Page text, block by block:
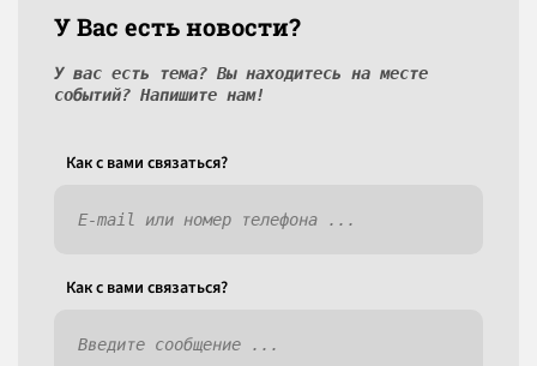
У Вас есть новости?
У вас есть тема? Вы находитесь на месте
событий? Напишите нам!
Как c вами связаться?
Как c вами связаться?